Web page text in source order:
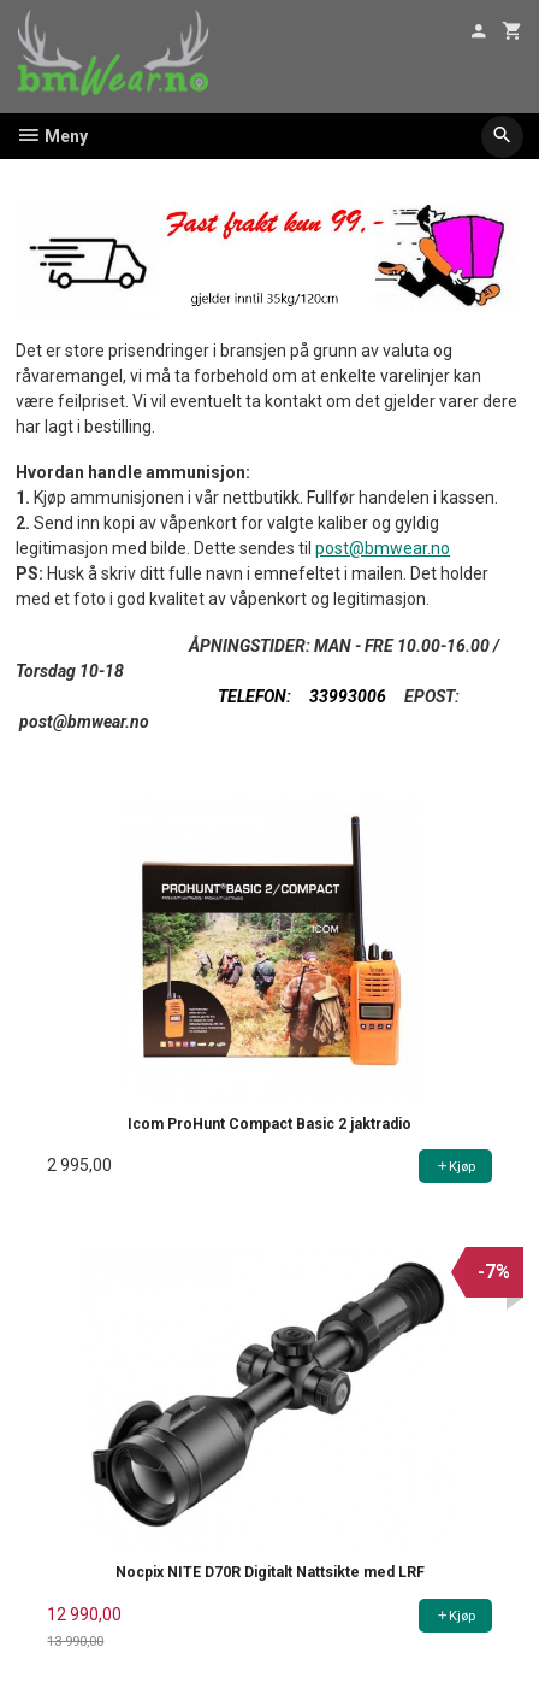
innholdet
Meny
Det er store prisendringer i bransjen på grunn av valuta og
råvaremangel, vi må ta forbehold om at enkelte varelinjer kan
være feilpriset. Vi vil eventuelt ta kontakt om det gjelder varer dere
har lagt i bestilling.
Hvordan handle ammunisjon:
1. Kjøp ammunisjonen i vår nettbutikk. Fullfør handelen i kassen.
2. Send inn kopi av våpenkort for valgte kaliber og gyldig
legitimasjon med bilde. Dette sendes tilpost@bmwear.no
PS: Husk å skriv ditt fulle navn i emnefeltet i mailen. Det holder
med et foto i god kvalitet av våpenkort og legitimasjon.
ÅPNINGSTIDER: MAN - FRE 10.00-16.00/
Torsdag 10-18
TELEFON: 33993006
EPOST:
post@bmwear.no
Icom ProHunt Compact Basic 2 jaktradio
2 995,00 Kjøp
Nocpix NITE D70R Digitalt Nattsikte med LRF
12 990,00
13 990,00
-7%
Kjøp